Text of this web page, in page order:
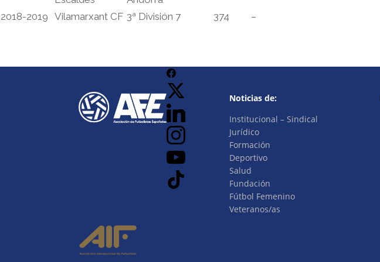
2018-2019 Vilamarxant CF 3ª División 7 374 –
Noticias de:
Institucional – Sindical
Jurídico
Formación
Deportivo
Salud
Fundación
Fútbol Femenino
Veteranos/as